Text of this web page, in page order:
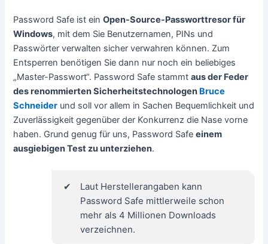
Password Safe ist einOpen-Source-Passworttresor für
Windows, mit dem Sie Benutzernamen, PINs und
Passwörter verwalten sicher verwahren können. Zum
Entsperren benötigen Sie dann nur noch ein beliebiges
„Master-Passwort“. Password Safe stammtaus der Feder
des renommierten Sicherheitstechnologen Bruce
Schneider und soll vor allem in Sachen Bequemlichkeit und
Zuverlässigkeit gegenüber der Konkurrenz die Nase vorne
haben. Grund genug für uns, Password Safeeinem
ausgiebigen Test zu unterziehen.
Laut Herstellerangaben kann
Password Safe mittlerweile schon
mehr als 4 Millionen Downloads
verzeichnen.